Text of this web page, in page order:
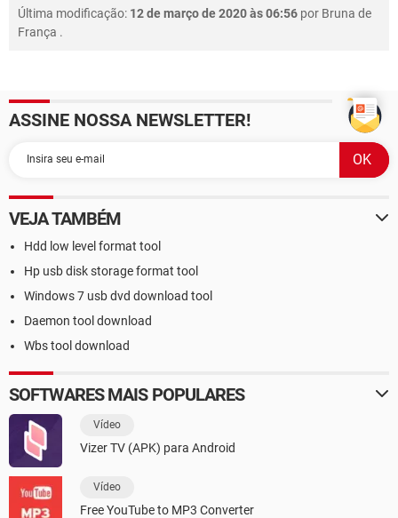
Última modificação: 12 de março de 2020 às 06:56 por Bruna de
França .
ASSINE NOSSA NEWSLETTER!
VEJA TAMBÉM
Hdd low level format tool
Hp usb disk storage format tool
Windows 7 usb dvd download tool
Daemon tool download
Wbs tool download
SOFTWARES MAIS POPULARES
Vídeo
Vizer TV (APK) para Android
Vídeo
Free YouTube to MP3 Converter